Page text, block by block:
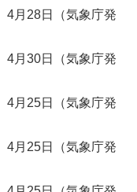
28日（気象庁発
30日（気象庁発
25日（気象庁発
25日（気象庁発